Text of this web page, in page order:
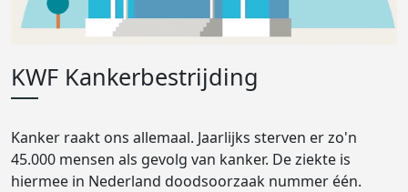
KWF Kankerbestrijding
Kanker raakt ons allemaal. Jaarlijks sterven er zo'n
45.000 mensen als gevolg van kanker. De ziekte is
hiermee in Nederland doodsoorzaak nummer één.